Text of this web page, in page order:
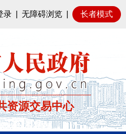
录 无障碍浏览 长者模式
资源交易中心